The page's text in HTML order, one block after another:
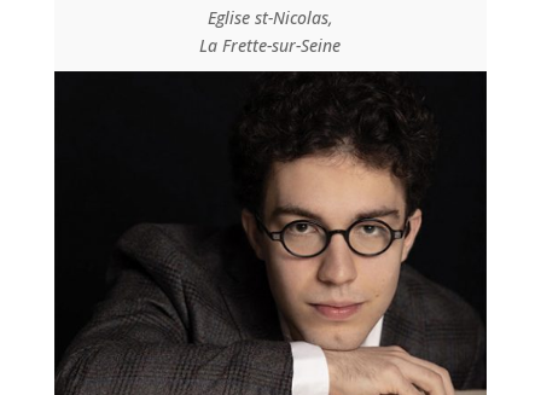
Eglise st-Nicolas,
La Frette-sur-Seine